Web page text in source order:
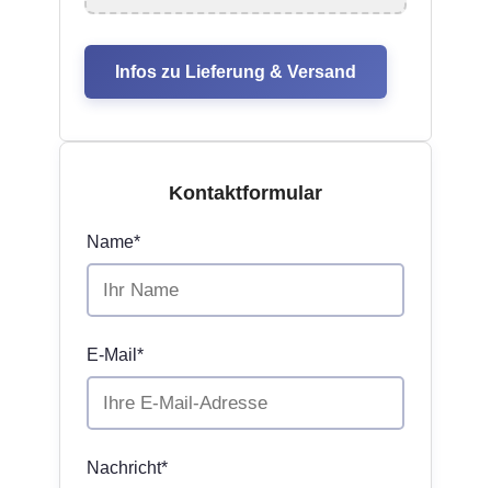
Infos zu Lieferung & Versand
Kontaktformular
Name*
E-Mail*
Nachricht*